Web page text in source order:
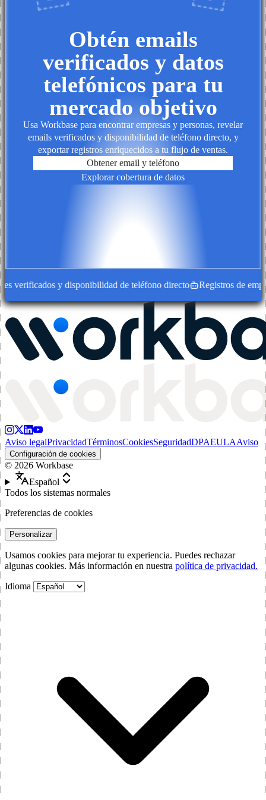
Obtén emails
verificados y datos
telefónicos para tu
mercado objetivo
Usa Workbase para encontrar empresas y personas, revelar
emails verificados y disponibilidad de teléfono directo, y
exportar registros enriquecidos a tu flujo de ventas.
Obtener email y teléfono
Explorar cobertura de datos
verificados y disponibilidad de teléfono directo Registros de
Aviso legalPrivacidadTérminosCookiesSeguridadDPAEULAAviso
Configuración de cookies
© 2026 Workbase
Español
Todos los sistemas normales
Preferencias de cookies
Personalizar
Usamos cookies para mejorar tu experiencia. Puedes rechazar
algunas cookies. Más información en nuestra política de privacidad.
Idioma